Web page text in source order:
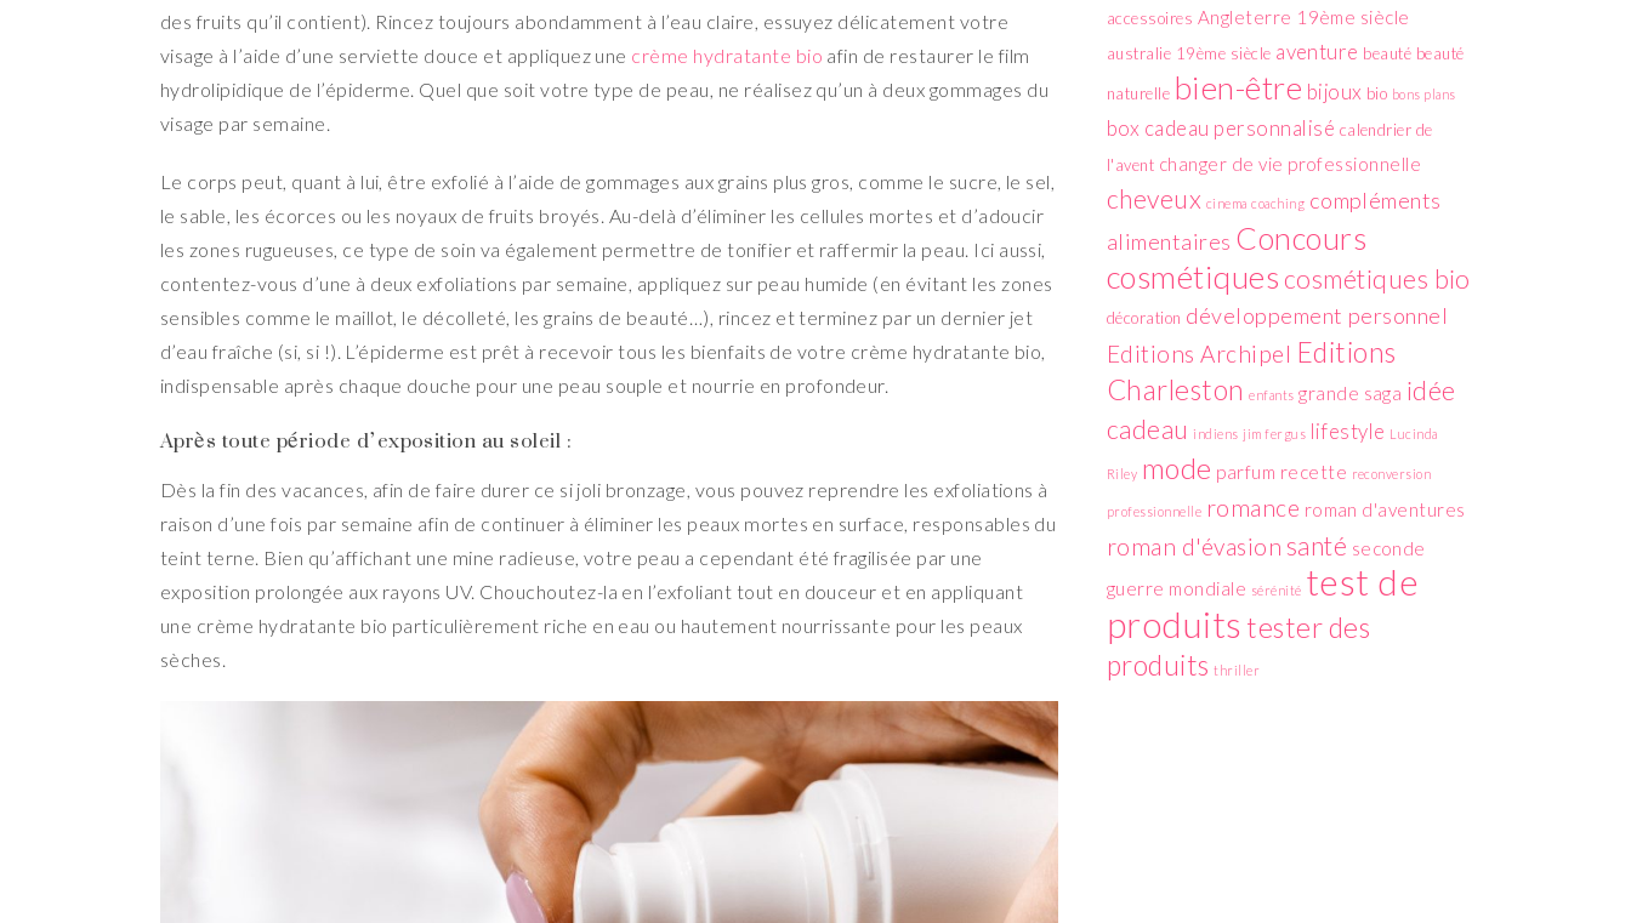
des fruits qu’il contient). Rincez toujours abondamment à l’eau claire, essuyez délicatement votre
visage à l’aide d’une serviette douce et appliquez une crème hydratante bio afin de restaurer le film
hydrolipidique de l’épiderme. Quel que soit votre type de peau, ne réalisez qu’un à deux gommages du
visage par semaine.
Le corps peut, quant à lui, être exfolié à l’aide de gommages aux grains plus gros, comme le sucre, le sel,
le sable, les écorces ou les noyaux de fruits broyés. Au-delà d’éliminer les cellules mortes et d’adoucir
les zones rugueuses, ce type de soin va également permettre de tonifier et raffermir la peau. Ici aussi,
contentez-vous d’une à deux exfoliations par semaine, appliquez sur peau humide (en évitant les zones
sensibles comme le maillot, le décolleté, les grains de beauté…), rincez et terminez par un dernier jet
d’eau fraîche (si, si !). L’épiderme est prêt à recevoir tous les bienfaits de votre crème hydratante bio,
indispensable après chaque douche pour une peau souple et nourrie en profondeur.
Après toute période d’exposition au soleil :
Dès la fin des vacances, afin de faire durer ce si joli bronzage, vous pouvez reprendre les exfoliations à
raison d’une fois par semaine afin de continuer à éliminer les peaux mortes en surface, responsables du
teint terne. Bien qu’affichant une mine radieuse, votre peau a cependant été fragilisée par une
exposition prolongée aux rayons UV. Chouchoutez-la en l’exfoliant tout en douceur et en appliquant
une crème hydratante bio particulièrement riche en eau ou hautement nourrissante pour les peaux
sèches.
accessoires Angleterre 19ème siècle
australie 19ème siècle aventure beauté beauté
naturelle bien-être bijoux bio bons plans
box cadeau personnalisé calendrier de
l'avent changer de vie professionnelle
cheveux cinema coaching compléments
alimentaires Concours
cosmétiques cosmétiques bio
décoration développement personnel
Editions Archipel Editions
Charleston enfants grande saga idée
cadeau indiens jim fergus lifestyle Lucinda
Riley mode parfum recette reconversion
professionnelle romance roman d'aventures
roman d'évasion santé seconde
guerre mondiale sérénité test de
produits tester des
produits thriller